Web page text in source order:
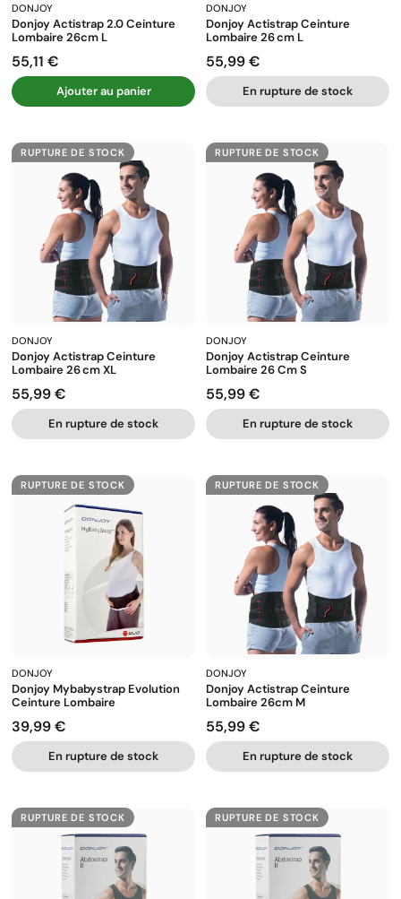
DONJOY
Donjoy Actistrap 2.0 Ceinture
Lombaire 26cm L
Prix
55,11 €
Ajouter au panier
DONJOY
Donjoy Actistrap Ceinture
Lombaire 26 Cm L
Prix
55,99 €
En rupture de stock
RUPTURE DE STOCK
DONJOY
Donjoy Actistrap Ceinture
Lombaire 26 Cm XL
Prix
55,99 €
En rupture de stock
RUPTURE DE STOCK
DONJOY
Donjoy Actistrap Ceinture
Lombaire 26 Cm S
Prix
55,99 €
En rupture de stock
RUPTURE DE STOCK
DONJOY
Donjoy Mybabystrap Evolution
Ceinture Lombaire
Prix
39,99 €
En rupture de stock
RUPTURE DE STOCK
DONJOY
Donjoy Actistrap Ceinture
Lombaire 26cm M
Prix
55,99 €
En rupture de stock
RUPTURE DE STOCK RUPTURE DE STOCK